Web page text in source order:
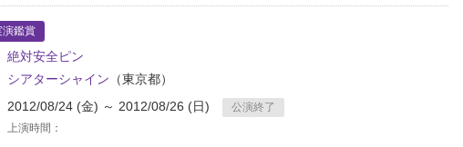
演鑑賞
絶対安全ピン
シアターシャイン （東京都）
2012/08/24 (金) ～ 2012/08/26 (日)
公演終了
上演時間：